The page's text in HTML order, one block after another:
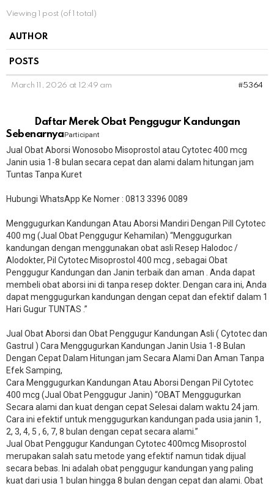
Viewing 1 post (of 1 total)
AUTHOR
POSTS
March 11, 2026 at 12:49 am #5364
Daftar Merek Obat Penggugur Kandungan
SebenarnyaParticipant
Jual Obat Aborsi Wonosobo Misoprostol atau Cytotec 400 mcg
Janin usia 1-8 bulan secara cepat dan alami dalam hitungan jam
Tuntas Tanpa Kuret
Hubungi WhatsApp Ke Nomer : 0813 3396 0089
Menggugurkan Kandungan Atau Aborsi Mandiri Dengan Pill Cytotec
400 mg (Jual Obat Penggugur Kehamilan) “Menggugurkan
kandungan dengan menggunakan obat asli Resep Halodoc /
Alodokter, Pil Cytotec Misoprostol 400 mcg , sebagai Obat
Penggugur Kandungan dan Janin terbaik dan aman . Anda dapat
membeli obat aborsi ini di tanpa resep dokter. Dengan cara ini, Anda
dapat menggugurkan kandungan dengan cepat dan efektif dalam 1
Hari Gugur TUNTAS .”
Jual Obat Aborsi dan Obat Penggugur Kandungan Asli ( Cytotec dan
Gastrul ) Cara Menggugurkan Kandungan Janin Usia 1-8 Bulan
Dengan Cepat Dalam Hitungan jam Secara Alami Dan Aman Tanpa
Efek Samping,
Cara Menggugurkan Kandungan Atau Aborsi Dengan Pil Cytotec
400 mcg (Jual Obat Penggugur Janin) “OBAT Menggugurkan
Secara alami dan kuat dengan cepat Selesai dalam waktu 24 jam.
Cara ini efektif untuk menggugurkan kandungan pada usia janin 1,
2, 3, 4, 5 , 6, 7, 8 bulan dengan cepat secara alami.”
Jual Obat Penggugur Kandungan Cytotec 400mcg Misoprostol
merupakan salah satu metode yang efektif namun tidak dijual
secara bebas. Ini adalah obat penggugur kandungan yang paling
kuat dari usia 1 bulan hingga 8 bulan dengan cepat dan alami. Obat